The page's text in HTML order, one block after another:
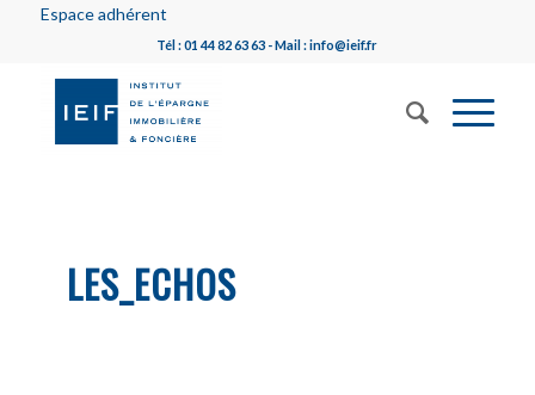
Espace adhérent
Tél : 01 44 82 63 63 - Mail : info@ieif.fr
LES_ECHOS